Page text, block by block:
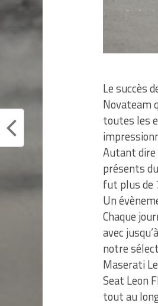
Le succès
Novateam
toutes les
Autant dire
présents
fut plus de
Un
Chaque
avec
notre
Maserati
Seat Leon
tout au